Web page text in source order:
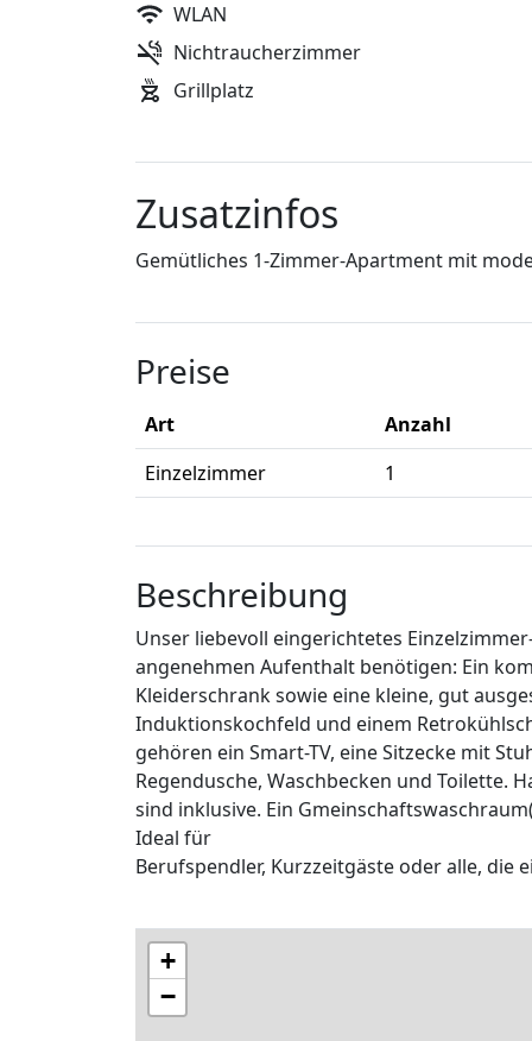
WLAN
Nichtraucherzimmer
Grillplatz
Zusatzinfos
Gemütliches 1-Zimmer-Apartment mit
Preise
Art Anzahl
Einzelzimmer
1
Beschreibung
Unser liebevoll eingerichtetes
angenehmen Aufenthalt benötigen: Ein
Kleiderschrank sowie eine kleine, gut
Induktionskochfeld und einem
gehören ein Smart-TV, eine Sitzecke mit
Regendusche, Waschbecken und Toilette.
sind inklusive. Ein
Ideal für
Berufspendler, Kurzzeitgäste oder alle,
+
−